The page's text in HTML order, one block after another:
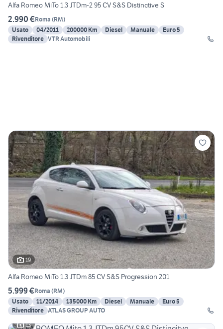
Alfa Romeo MiTo 1.3 JTDm-2 95 CV S&S Distinctive S
2.990 €Roma (RM)
Usato
04/2011 200000 Km Diesel Manuale
Euro 5
Rivenditore VTR Automobili
19
Alfa Romeo MiTo 1.3 JTDm 85 CV S&S Progression 201
5.999 €Roma (RM)
Usato
11/2014 135000 Km Diesel Manuale
Euro 5
Rivenditore ATLAS GROUP AUTO
13